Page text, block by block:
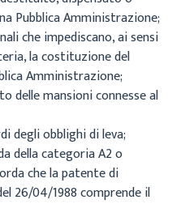
Pubblica Amministrazione;
che impediscano, ai sensi
la costituzione del
Amministrazione;
delle mansioni connesse al
degli obblighi di leva;
della categoria A2 o
che la patente di
26/04/1988 comprende il